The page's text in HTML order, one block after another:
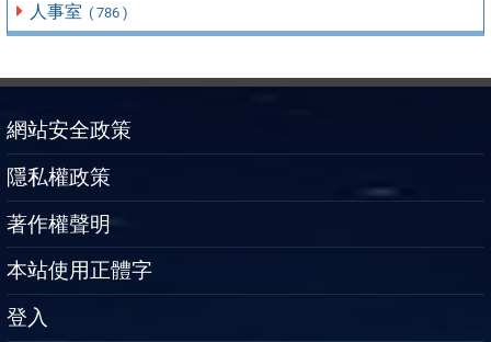
人事室 ( 786 )
網站安全政策
隱私權政策
著作權聲明
本站使用正體字
登入